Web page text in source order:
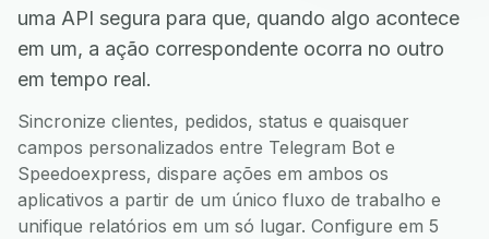
uma API segura para que, quando algo acontece
em um, a ação correspondente ocorra no outro
em tempo real.
Sincronize clientes, pedidos, status e quaisquer
campos personalizados entre Telegram Bot e
Speedoexpress, dispare ações em ambos os
aplicativos a partir de um único fluxo de trabalho e
unifique relatórios em um só lugar. Configure em 5